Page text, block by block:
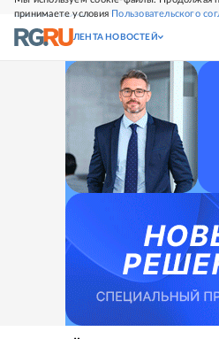
принимаете условия Пользовательского
СВЕЖИЙ НОМЕР
ЛЕНТА НОВОСТЕЙ